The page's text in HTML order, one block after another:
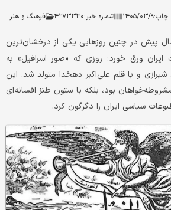
چاپ:۱۴۰۵/۰۳/۹ شماره خبر:۴۲۷۳۳۳۰ فرهنگ و هنر
۱۱۸سال پیش در چنین روزهایی یکی از درخشان‌ترین
ورق خورد؛ روزی که «صور اسرافیل» به
شیرازی و با قلم علی‌اکبر دهخدا متولد شد. این
بود، بلکه با ستون طنز افسانه‌ای
سیاسی ایران را دگرگون کرد.